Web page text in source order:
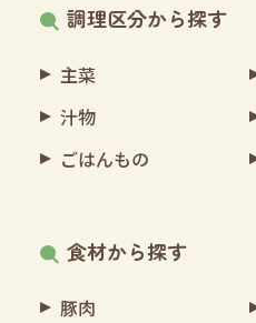
調理区分から探す
主菜
汁物
ごはんもの
食材から探す
豚肉